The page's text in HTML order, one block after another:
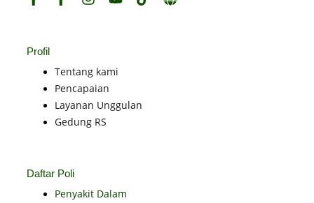
Profil
Tentang kami
Pencapaian
Layanan Unggulan
Gedung RS
Daftar Poli
Penyakit Dalam